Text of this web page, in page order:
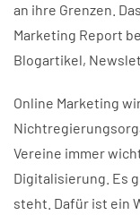
an ihre Grenzen.
Marketing Report
Blogartikel,
Online Marketing
Vereine immer
Digitalisierung. Es
steht. Dafür ist ein